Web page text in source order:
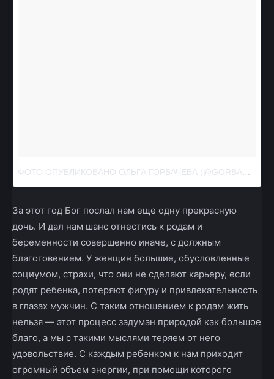
ФОТО ОПУБЛИКОВАНО OЛЬГА ГОРБАЧЁВА (@GORBACHOVAOLGA)
За этот год Бог послал нам еще одну прекрасную
дочь. И дал нам шанс отнестись к родам и
беременности совершенно иначе, с должным
благоговением. У женщин большие, обусловленные
социумом, страхи, что они не сделают карьеру, если
родят ребенка, потеряют фигуру и привлекательность
в глазах мужчин. С таким отношением к родам жить
нельзя — этот процесс задуман природой как большое
благо, а мы с такими мыслями теряем от него
удовольствие. С каждым ребенком к нам приходит
огромный объем энергии, при помощи которого